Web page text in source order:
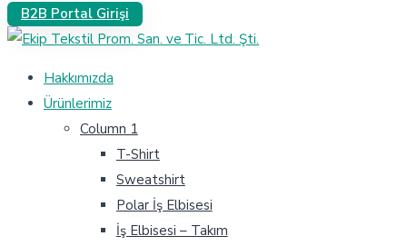
B2B Portal Girişi
Hakkımızda
Ürünlerimiz
Column 1
T-Shirt
Sweatshirt
Polar İş Elbisesi
İş Elbisesi – Takım